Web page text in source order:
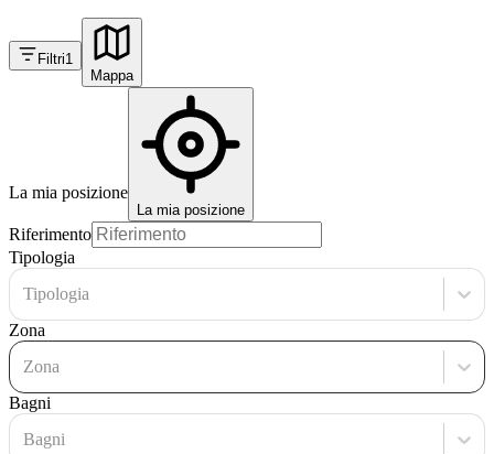
Filtri1
Mappa
La mia posizione
La mia posizione
Riferimento
Tipologia
Tipologia
Zona
Zona
Bagni
Bagni